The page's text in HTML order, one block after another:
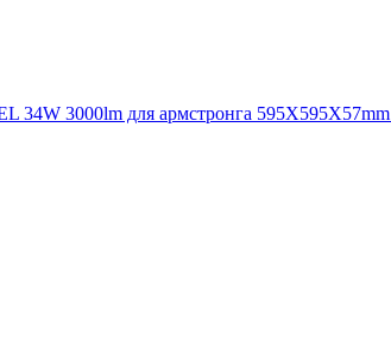
34W 3000lm для армстронга